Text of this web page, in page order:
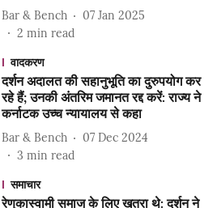
Bar & Bench
07 Jan 2025
2 min read
वादकरण
दर्शन अदालत की सहानुभूति का दुरुपयोग कर
रहे हैं; उनकी अंतरिम जमानत रद्द करें: राज्य ने
कर्नाटक उच्च न्यायालय से कहा
Bar & Bench
07 Dec 2024
3 min read
समाचार
रेणुकास्वामी समाज के लिए खतरा थे: दर्शन ने